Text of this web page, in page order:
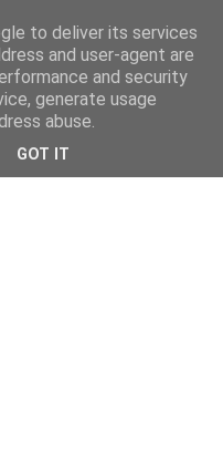
to deliver its services
and user-agent are
and security
generate usage
abuse.
GOT IT